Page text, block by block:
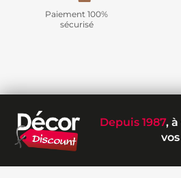
Paiement 100%
sécurisé
Depuis 1987,